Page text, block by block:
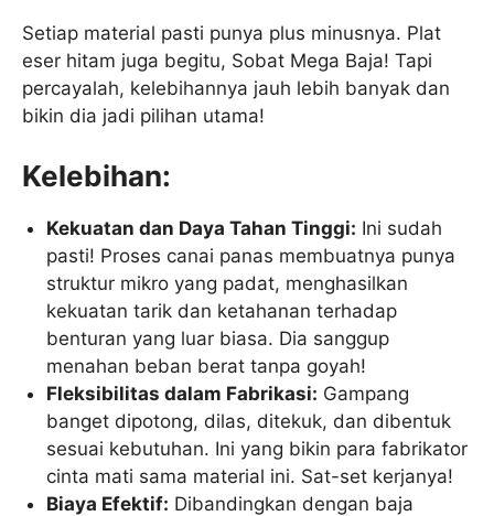
Setiap material pasti punya plus minusnya. Plat
eser hitam juga begitu, Sobat Mega Baja! Tapi
percayalah, kelebihannya jauh lebih banyak dan
bikin dia jadi pilihan utama!
Kelebihan:
Kekuatan dan Daya Tahan Tinggi: Ini sudah
pasti! Proses canai panas membuatnya punya
struktur mikro yang padat, menghasilkan
kekuatan tarik dan ketahanan terhadap
benturan yang luar biasa. Dia sanggup
menahan beban berat tanpa goyah!
Fleksibilitas dalam Fabrikasi: Gampang
banget dipotong, dilas, ditekuk, dan dibentuk
sesuai kebutuhan. Ini yang bikin para fabrikator
cinta mati sama material ini. Sat-set kerjanya!
Biaya Efektif: Dibandingkan dengan baja